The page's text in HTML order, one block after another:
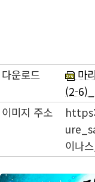
다운로드
마
(2-
이미지 주소
이나